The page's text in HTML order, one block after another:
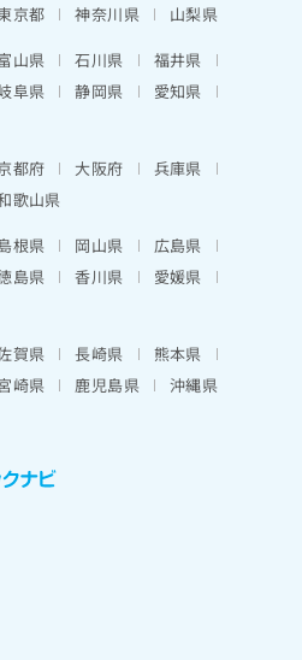
京都 神奈川県
山梨県
山県 石川県
福井県
阜県 静岡県
愛知県
都府 大阪府
兵庫県
歌山県
根県 岡山県
広島県
島県 香川県
愛媛県
賀県 長崎県
熊本県
崎県 鹿児島県 沖縄県